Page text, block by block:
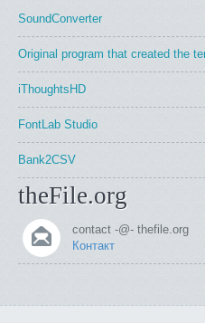
SoundConverter
Original program that created the
iThoughtsHD
FontLab Studio
Bank2CSV
theFile.org
contact -@- thefile.org
Контакт